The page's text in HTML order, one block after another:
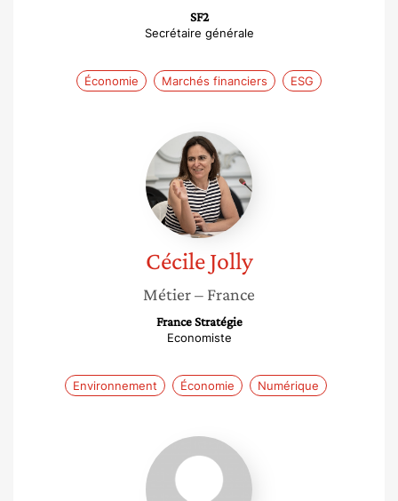
SF2
Secrétaire générale
Économie Marchés financiers ESG
Cécile
Jolly
Cécile Jolly
Métier– France
France Stratégie
Economiste
Environnement Économie Numérique
Zakia
Ben
Hadj
Naceur-